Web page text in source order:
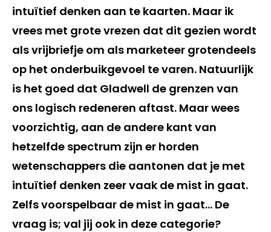
intuïtief denken aan te kaarten. Maar ik
vrees met grote vrezen dat dit gezien wordt
als vrijbriefje om als marketeer grotendeels
op het onderbuikgevoel te varen. Natuurlijk
is het goed dat Gladwell de grenzen van
ons logisch redeneren aftast. Maar wees
voorzichtig, aan de andere kant van
hetzelfde spectrum zijn er horden
wetenschappers die aantonen dat je met
intuïtief denken zeer vaak de mist in gaat.
Zelfs voorspelbaar de mist in gaat… De
vraag is; val jij ook in deze categorie?